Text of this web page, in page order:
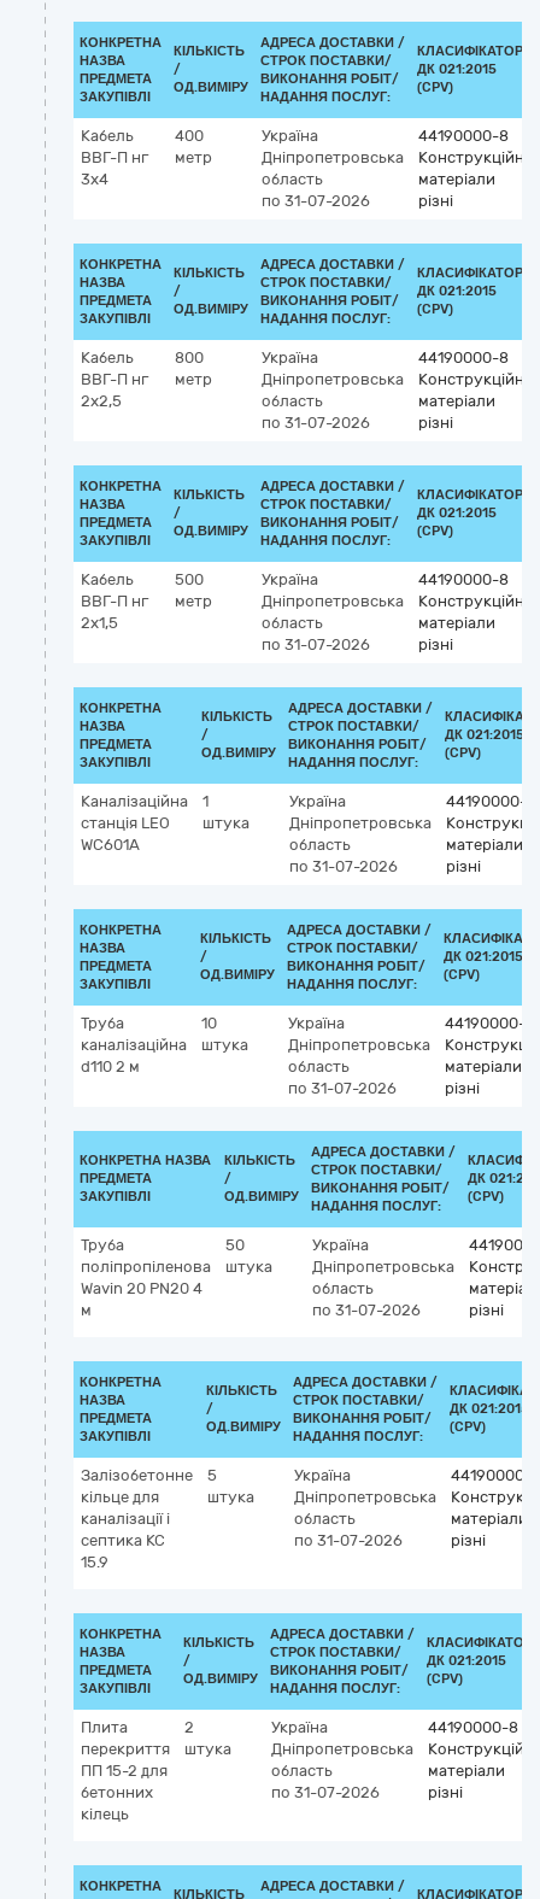
КОНКРЕТНА
НАЗВА
ПРЕДМЕТА
ЗАКУПІВЛІ
КІЛЬКІСТЬ
/
ОД.ВИМІРУ
АДРЕСА ДОСТАВКИ /
СТРОК ПОСТАВКИ/
ВИКОНАННЯ РОБІТ/
НАДАННЯ ПОСЛУГ:
КЛАСИФІКАТОР
ДК 021:2015
(CPV)
Кабель
ВВГ-П нг
3х4
400
метр
Україна
Дніпропетровська
область
по 31-07-2026
44190000-8
Конструкційні
матеріали
різні
КОНКРЕТНА
НАЗВА
ПРЕДМЕТА
ЗАКУПІВЛІ
КІЛЬКІСТЬ
/
ОД.ВИМІРУ
АДРЕСА ДОСТАВКИ /
СТРОК ПОСТАВКИ/
ВИКОНАННЯ РОБІТ/
НАДАННЯ ПОСЛУГ:
КЛАСИФІКАТОР
ДК 021:2015
(CPV)
Кабель
ВВГ-П нг
2х2,5
800
метр
Україна
Дніпропетровська
область
по 31-07-2026
44190000-8
Конструкційні
матеріали
різні
КОНКРЕТНА
НАЗВА
ПРЕДМЕТА
ЗАКУПІВЛІ
КІЛЬКІСТЬ
/
ОД.ВИМІРУ
АДРЕСА ДОСТАВКИ /
СТРОК ПОСТАВКИ/
ВИКОНАННЯ РОБІТ/
НАДАННЯ ПОСЛУГ:
КЛАСИФІКАТОР
ДК 021:2015
(CPV)
Кабель
ВВГ-П нг
2х1,5
500
метр
Україна
Дніпропетровська
область
по 31-07-2026
44190000-8
Конструкційні
матеріали
різні
КОНКРЕТНА
НАЗВА
ПРЕДМЕТА
ЗАКУПІВЛІ
КІЛЬКІСТЬ
/
ОД.ВИМІРУ
АДРЕСА ДОСТАВКИ /
СТРОК ПОСТАВКИ/
ВИКОНАННЯ РОБІТ/
НАДАННЯ ПОСЛУГ:
ДК 021:2015
(CPV)
Каналізаційна
станція LEO
WC601A
1
штука
Україна
Дніпропетровська
область
по 31-07-2026
44190000-8
матеріали
різні
КОНКРЕТНА
НАЗВА
ПРЕДМЕТА
ЗАКУПІВЛІ
КІЛЬКІСТЬ
/
ОД.ВИМІРУ
АДРЕСА ДОСТАВКИ /
СТРОК ПОСТАВКИ/
ВИКОНАННЯ РОБІТ/
НАДАННЯ ПОСЛУГ:
ДК 021:2015
(CPV)
Труба
каналізаційна
d110 2 м
10
штука
Україна
Дніпропетровська
область
по 31-07-2026
44190000-8
матеріали
різні
КОНКРЕТНА НАЗВА
ПРЕДМЕТА
ЗАКУПІВЛІ
КІЛЬКІСТЬ
/
ОД.ВИМІРУ
АДРЕСА ДОСТАВКИ /
СТРОК ПОСТАВКИ/
ВИКОНАННЯ РОБІТ/
НАДАННЯ ПОСЛУГ:
ДК
(CPV)
Труба
поліпропіленова
Wavin 20 PN20 4
м
50
штука
Україна
Дніпропетровська
область
по 31-07-2026
різні
КОНКРЕТНА
НАЗВА
ПРЕДМЕТА
ЗАКУПІВЛІ
КІЛЬКІСТЬ
/
ОД.ВИМІРУ
АДРЕСА ДОСТАВКИ /
СТРОК ПОСТАВКИ/
ВИКОНАННЯ РОБІТ/
НАДАННЯ ПОСЛУГ:
ДК 021:2015
(CPV)
Залізобетонне
кільце для
каналізації і
септика КС
15.9
5
штука
Україна
Дніпропетровська
область
по 31-07-2026
44190000-8
матеріали
різні
КОНКРЕТНА
НАЗВА
ПРЕДМЕТА
ЗАКУПІВЛІ
КІЛЬКІСТЬ
/
ОД.ВИМІРУ
АДРЕСА ДОСТАВКИ /
СТРОК ПОСТАВКИ/
ВИКОНАННЯ РОБІТ/
НАДАННЯ ПОСЛУГ:
КЛАСИФІКАТОР
ДК 021:2015
(CPV)
Плита
перекриття
ПП 15-2 для
бетонних
кілець
2
штука
Україна
Дніпропетровська
область
по 31-07-2026
44190000-8
Конструкційні
матеріали
різні
КОНКРЕТНА
КІЛЬКІСТЬ
АДРЕСА ДОСТАВКИ /
КЛАСИФІКАТОР